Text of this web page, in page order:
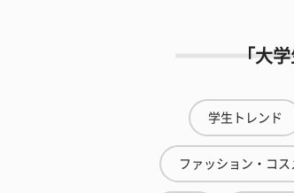
「大
学生トレンド
ファッション・コス